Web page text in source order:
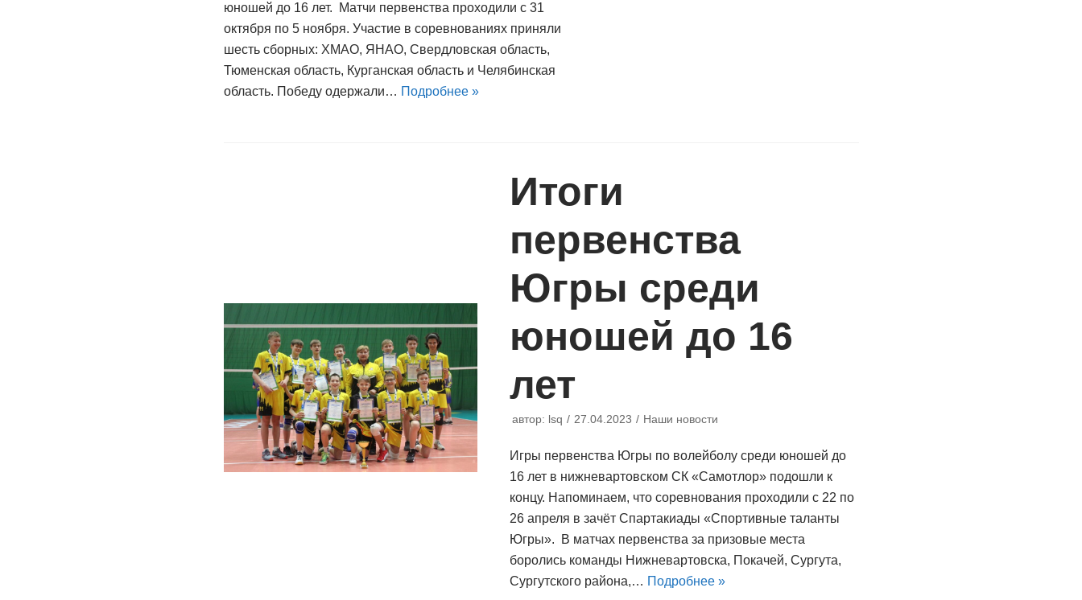
юношей до 16 лет. Матчи первенства проходили с 31
октября по 5 ноября. Участие в соревнованиях приняли
шесть сборных: ХМАО, ЯНАО, Свердловская область,
Тюменская область, Курганская область и Челябинская
область. Победу одержали… Подробнее »
Итоги
первенства
Югры среди
юношей до 16
лет
автор: lsq 27.04.2023 Наши новости
Игры первенства Югры по волейболу среди юношей до
16 лет в нижневартовском СК «Самотлор» подошли к
концу. Напоминаем, что соревнования проходили с 22 по
26 апреля в зачёт Спартакиады «Спортивные таланты
Югры». В матчах первенства за призовые места
боролись команды Нижневартовска, Покачей, Сургута,
Сургутского района,… Подробнее »